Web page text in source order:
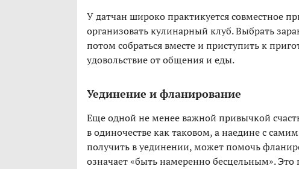
У датчан широко практикуется совместное
организовать кулинарный клуб. Выбрать
потом собраться вместе и приступить к
удовольствие от общения и еды.
Уединение и фланирование
Еще одной не менее важной привычкой
в одиночестве как таковом, а наедине с
получить в уединении, может помочь
означает «быть намеренно бесцельным». Это